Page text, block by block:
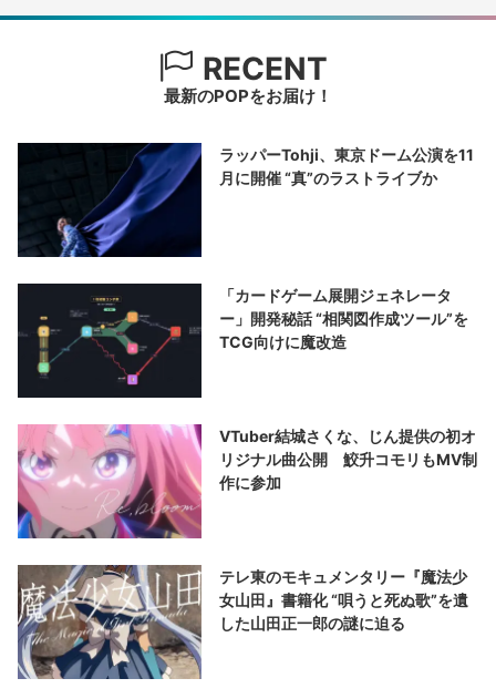
RECENT
最新のPOPをお届け！
ラッパーTohji、東京ドーム公演を11
月に開催 “真”のラストライブか
「カードゲーム展開ジェネレータ
ー」開発秘話 “相関図作成ツール”を
TCG向けに魔改造
VTuber結城さくな、じん提供の初オ
リジナル曲公開 鮫升コモリもMV制
作に参加
テレ東のモキュメンタリー『魔法少
女山田』書籍化 “唄うと死ぬ歌”を遺
した山田正一郎の謎に迫る